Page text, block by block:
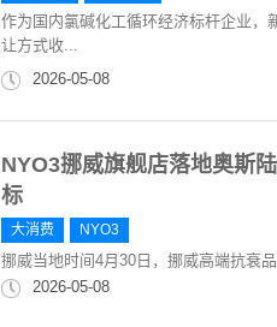
作为国内氯碱化工循环经济标杆企业，
让方式收...
2026-05-08
NYO3挪威旗舰店落地奥斯
标
大消费 NYO3
挪威当地时间4月30日，挪威高端抗衰
2026-05-08